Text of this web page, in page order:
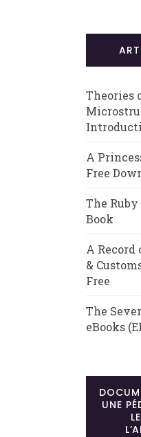
Theories
A
Free
The
Book
A Record
&
Free
The
eBooks
UNE